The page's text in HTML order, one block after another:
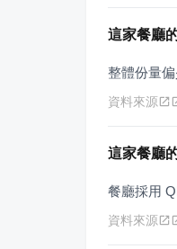
這家餐廳
整體份量
資料來源
這家餐廳
餐廳採用
資料來源